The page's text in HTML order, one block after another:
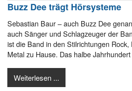
Buzz Dee trägt Hörsysteme
Sebastian Baur – auch Buzz Dee
auch Sänger und Schlagzeuger der
ist die Band in den Stilrichtungen
Metal zu Hause. Das halbe
Weiterlesen ...